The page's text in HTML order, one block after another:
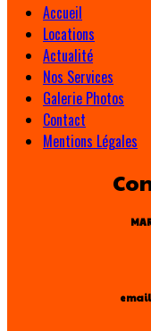
Accueil
Locations
Actualité
Nos Services
Galerie Photos
Contact
Mentions Légales